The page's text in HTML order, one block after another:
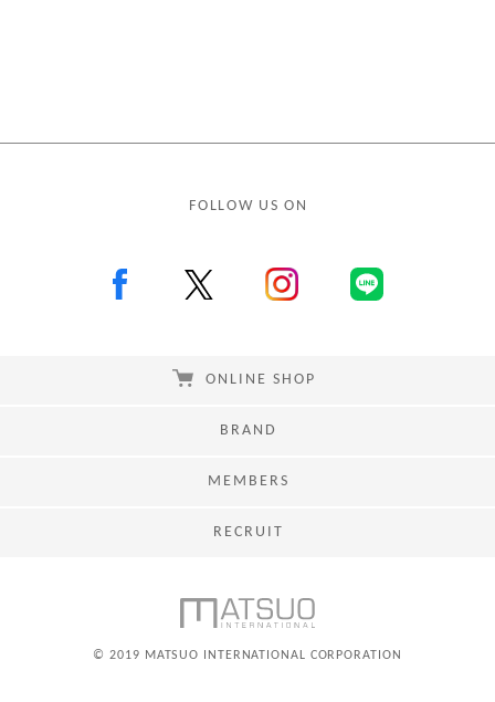
FOLLOW US ON
ONLINE SHOP
BRAND
MEMBERS
RECRUIT
© 2019 MATSUO INTERNATIONAL CORPORATION